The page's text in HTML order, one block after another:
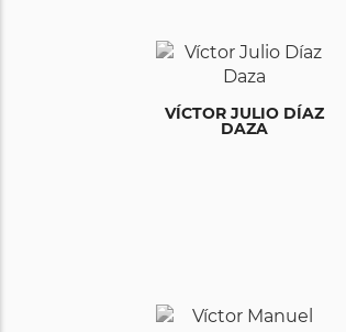
VÍCTOR JULIO DÍAZ
DAZA